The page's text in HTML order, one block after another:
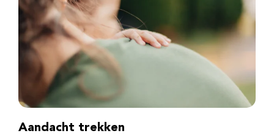
Aandacht trekken